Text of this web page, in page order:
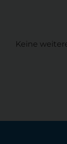
Keine